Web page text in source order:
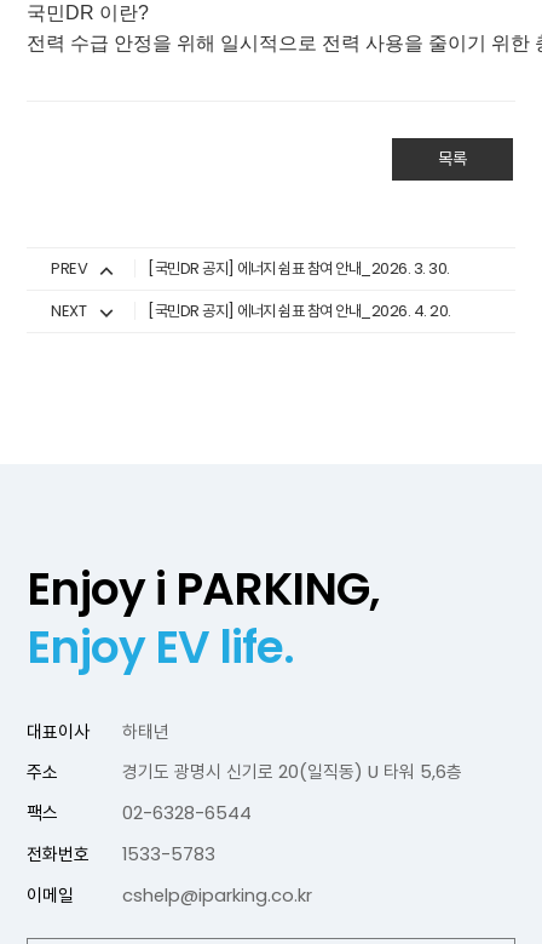
국민DR 이란?
전력 수급 안정을 위해 일시적으로 전력 사용을 줄이기 위한
목록
PREV
[국민DR 공지] 에너지 쉼표 참여 안내_2026. 3. 30.
NEXT
[국민DR 공지] 에너지 쉼표 참여 안내_2026. 4. 20.
Enjoy i PARKING,
Enjoy EV life.
대표이사
하태년
주소
경기도 광명시 신기로 20(일직동) U 타워 5,6층
팩스
02-6328-6544
전화번호
1533-5783
이메일
cshelp@iparking.co.kr